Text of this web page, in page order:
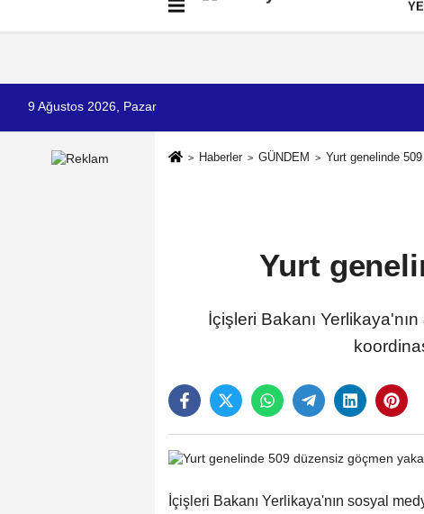
Künye
9 Ağustos 2026, Pazar
Haberler GÜNDEM Yurt genelinde
Yurt
İçişleri Bakanı
İçişleri Bakanı Yerlikaya'nın sosyal